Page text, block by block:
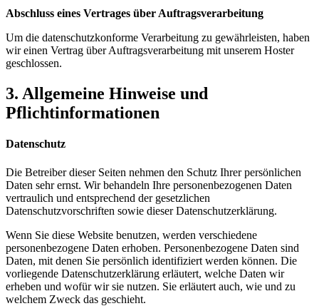
Abschluss eines Vertrages über Auftragsverarbeitung
Um die datenschutzkonforme Verarbeitung zu gewährleisten, haben
wir einen Vertrag über Auftragsverarbeitung mit unserem Hoster
geschlossen.
3. Allgemeine Hinweise und
Pflichtinformationen
Datenschutz
Die Betreiber dieser Seiten nehmen den Schutz Ihrer persönlichen
Daten sehr ernst. Wir behandeln Ihre personenbezogenen Daten
vertraulich und entsprechend der gesetzlichen
Datenschutzvorschriften sowie dieser Datenschutzerklärung.
Wenn Sie diese Website benutzen, werden verschiedene
personenbezogene Daten erhoben. Personenbezogene Daten sind
Daten, mit denen Sie persönlich identifiziert werden können. Die
vorliegende Datenschutzerklärung erläutert, welche Daten wir
erheben und wofür wir sie nutzen. Sie erläutert auch, wie und zu
welchem Zweck das geschieht.